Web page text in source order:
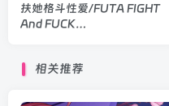
扶她格斗性爱/FUTA FIGHT
And FUCK
相关推荐